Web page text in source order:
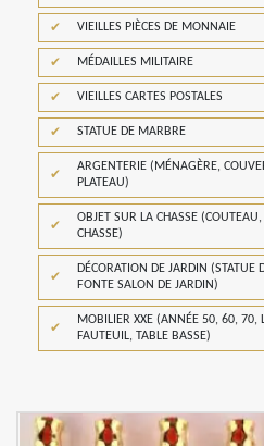
VIEILLES PIÈCES DE MONNAIE
MÉDAILLES MILITAIRE
VIEILLES CARTES POSTALES
STATUE DE MARBRE
ARGENTERIE (MÉNAGÈRE,
PLATEAU)
OBJET SUR LA CHASSE
CHASSE)
DÉCORATION DE JARDIN (STATUE
FONTE SALON DE JARDIN)
MOBILIER XXE (ANNÉE 50, 60, 70,
FAUTEUIL, TABLE BASSE)